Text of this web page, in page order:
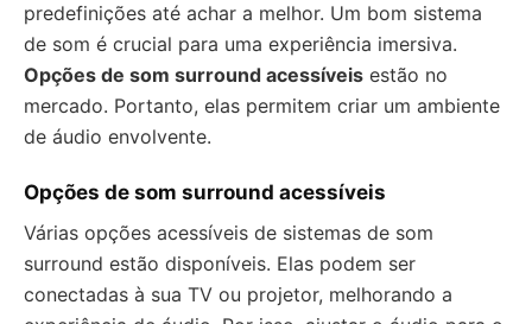
predefinições até achar a melhor. Um bom sistema
de som é crucial para uma experiência imersiva.
Opções de som surround acessíveis estão no
mercado. Portanto, elas permitem criar um ambiente
de áudio envolvente.
Opções de som surround acessíveis
Várias opções acessíveis de sistemas de som
surround estão disponíveis. Elas podem ser
conectadas à sua TV ou projetor, melhorando a